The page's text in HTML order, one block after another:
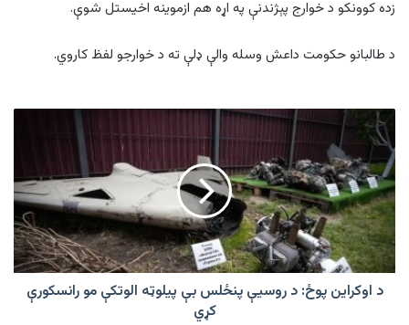
زده کوونکو د خوارج پېژندنې په اړه هم ازموینه اخیستل شوې.
د طالبانو حکومت داعش وسله والې ډلې ته د خوارجو لفظ کاروي.
اوکراین
پوځ:
د
روسیې
پنځلس
بې
پیلوټه
الوتکې
د اوکراین پوځ: د روسیې پنځلس بې پیلوټه الوتکې مو رانسکورې
کړي